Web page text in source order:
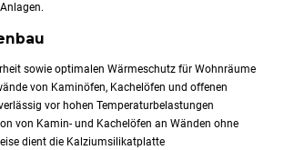
sowie optimalen Wärmeschutz für Wohnräume
von Kaminöfen, Kachelöfen und offenen
vor hohen Temperaturbelastungen
von Kamin- und Kachelöfen an Wänden ohne
dient die Kalziumsilikatplatte